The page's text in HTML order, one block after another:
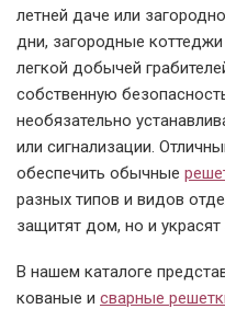
летней даче или
дни, загородные коттеджи
легкой добычей
собственную
необязательно
или сигнализации.
обеспечить обычные
разных типов и видов
защитят дом, но и украсят
В нашем каталоге
кованые и сварные